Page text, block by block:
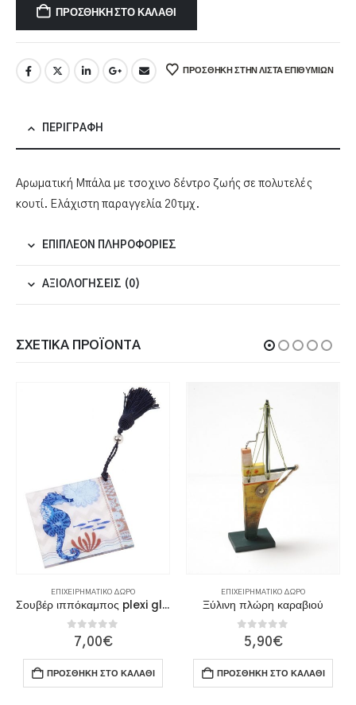
ΠΡΟΣΘΉΚΗ ΣΤΟ ΚΑΛΆΘΙ
ΠΡΌΣΘΉΚΗ ΣΤΗΝ ΛΊΣΤΑ ΕΠΙΘΥΜΙΏΝ
ΠΕΡΙΓΡΑΦΉ
Αρωματική Μπάλα με τσοχινο δέντρο ζωής σε πολυτελές
κουτί. Ελάχιστη παραγγελία 20τμχ.
ΕΠΙΠΛΈΟΝ ΠΛΗΡΟΦΟΡΊΕΣ
ΑΞΙΟΛΟΓΉΣΕΙΣ (0)
ΣΧΕΤΙΚΆ ΠΡΟΪΌΝΤΑ
ΕΠΙΧΕΙΡΗΜΑΤΙΚΌ ΔΏΡΟ
Σουβέρ ιππόκαμπος plexi glass
out of 5
7,00€
ΠΡΟΣΘΉΚΗ ΣΤΟ ΚΑΛΆΘΙ
ΕΠΙΧΕΙΡΗΜΑΤΙΚΌ ΔΏΡΟ
Ξύλινη πλώρη καραβιού
out of 5
5,90€
ΠΡΟΣΘΉΚΗ ΣΤΟ ΚΑΛΆΘΙ